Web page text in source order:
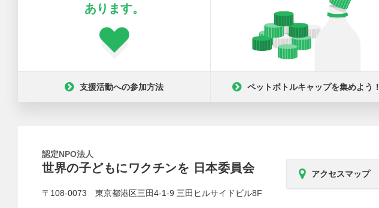
あります。
支援活動への参加方法 ペットボトルキャップを集めよう！
認定NPO法人
世界の子どもにワクチンを 日本委員会
〒108-0073 東京都港区三田4-1-9 三田ヒルサイドビル8F
アクセスマップ